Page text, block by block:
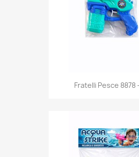
Anteprima
Fratelli Pesce 8878